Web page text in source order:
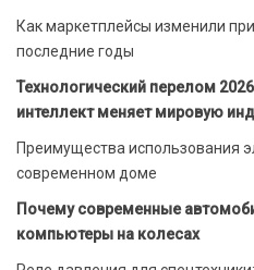
Как маркетплейсы изменили
последние годы
Технологический перелом
интеллект меняет мировую
Преимущества использования
современном доме
Почему современные
компьютеры на колесах